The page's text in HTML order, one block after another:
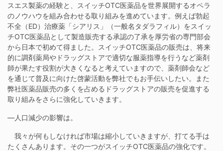
スエス製薬の経験と、スイッチOTC医薬品を世界展開するオペラ
のノウハウを組み合わせる取り組みを進めています。例えば勃起
不全（ED）治療薬「シアリス」（一般名タダラフィル）をスイッ
チOTC医薬品として製造販売する承認の了承を厚労省の専門部会
から日本で初めて得ました。スイッチOTC医薬品の販売は、将来
的に調剤薬局やドラッグストアで適切な服薬指導を行うなど薬剤
師が果たす役割が大きくなると考えていますので、薬剤師会など
を通じて普及に向けた啓蒙活動を弊社でもお手伝いしたい。また
弊社医薬品販売の多くを占めるドラッグストアの販売を促進する
取り組みをさらに強化していきます。
―人口減少の影響は。
我々が何もしなければ市場は縮小していきますが、打てる手は
たくさんあります。その一つがスイッチOTC医薬品の強化です。